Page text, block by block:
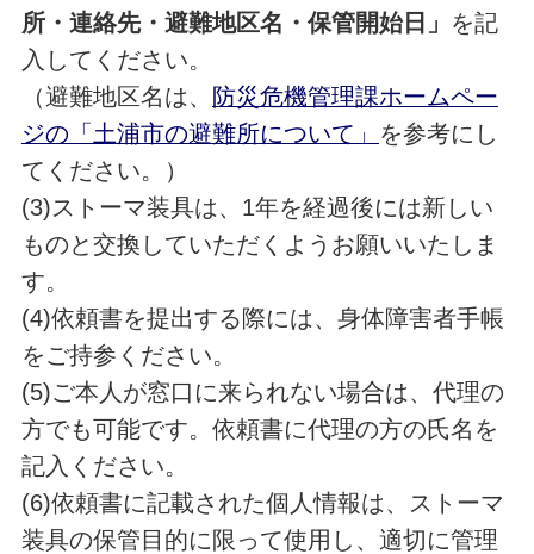
所・連絡先・避難地区名・保管開始日」 を記
入してください。
（避難地区名は、 防災危機管理課ホームペー
ジの「土浦市の避難所について」 を参考にし
てください。）
(3)ストーマ装具は、1年を経過後には新しい
ものと交換していただくようお願いいたしま
す。
(4)依頼書を提出する際には、身体障害者手帳
をご持参ください。
(5)ご本人が窓口に来られない場合は、代理の
方でも可能です。依頼書に代理の方の氏名を
記入ください。
(6)依頼書に記載された個人情報は、ストーマ
装具の保管目的に限って使用し、適切に管理